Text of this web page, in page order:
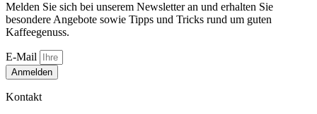
Melden Sie sich bei unserem Newsletter an und erhalten Sie
besondere Angebote sowie Tipps und Tricks rund um guten
Kaffeegenuss.
E-Mail
Anmelden
Kontakt